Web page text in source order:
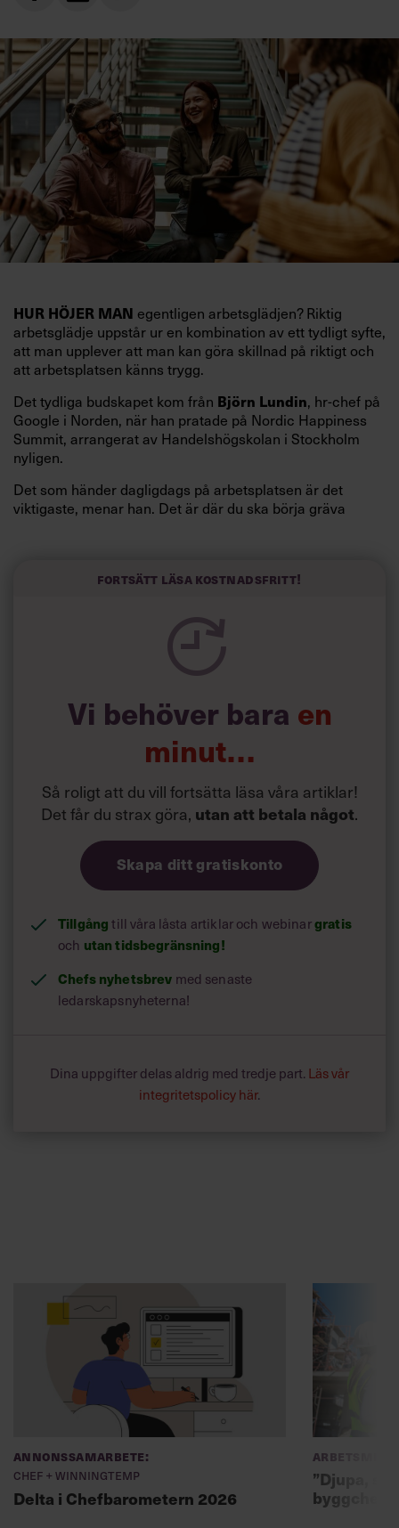
HUR HÖJER MAN egentligen arbetsglädjen? Riktig
arbetsglädje uppstår ur en kombination av ett tydligt syfte,
att man upplever att man kan göra skillnad på riktigt och
att arbetsplatsen känns trygg.
Det tydliga budskapet kom från Björn Lundin, hr-chef på
Google i Norden, när han pratade på Nordic Happiness
Summit, arrangerat av Handelshögskolan i Stockholm
nyligen.
Det som händer dagligdags på arbetsplatsen är det
viktigaste, menar han. Det är där du ska börja gräva
och höjt arbetsglädjen på Google:
Fortsätt läsa kostnadsfritt!
Vi behöver bara en
minut…
Så roligt att du vill fortsätta läsa våra artiklar!
Det får du strax göra, utan att betala något.
Skapa ditt gratiskonto
Tillgångtill våra låsta artiklar och webinargratis
och utan tidsbegränsning!
Chefs nyhetsbrev med senaste
ledarskapsnyheterna!
Dina uppgifter delas aldrig med tredje part. Läs vår
integritetspolicy här.
Annonssamarbete:
Chef + Winningtemp
Delta i Chefbarometern 2026
”Djupa,